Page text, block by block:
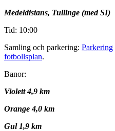
Medeldistans, Tullinge (med SI)
Tid: 10:00
Samling och parkering: Parkering
fotbollsplan.
Banor:
Violett 4,9 km
Orange 4,0 km
Gul 1,9 km